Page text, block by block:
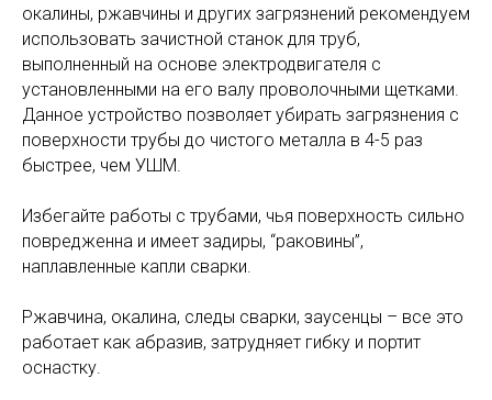
окалины, ржавчины и других загрязнений рекомендуем
использовать зачистной станок для труб,
выполненный на основе электродвигателя с
установленными на его валу проволочными щетками.
Данное устройство позволяет убирать загрязнения с
поверхности трубы до чистого металла в 4-5 раз
быстрее, чем УШМ.
Избегайте работы с трубами, чья поверхность сильно
повредженна и имеет задиры, “раковины”,
наплавленные капли сварки.
Ржавчина, окалина, следы сварки, заусенцы – все это
работает как абразив, затрудняет гибку и портит
оснастку.